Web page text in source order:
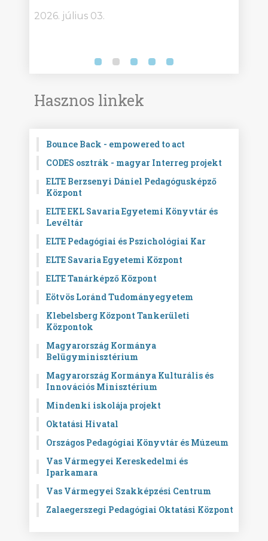
2026. július 03.
Hasznos linkek
Bounce Back - empowered to act
CODES osztrák - magyar Interreg projekt
ELTE Berzsenyi Dániel Pedagógusképző
Központ
ELTE EKL Savaria Egyetemi Könyvtár és
Levéltár
ELTE Pedagógiai és Pszichológiai Kar
ELTE Savaria Egyetemi Központ
ELTE Tanárképző Központ
Eötvös Loránd Tudományegyetem
Klebelsberg Központ Tankerületi
Központok
Magyarország Kormánya
Belügyminisztérium
Magyarország Kormánya Kulturális és
Innovációs Minisztérium
Mindenki iskolája projekt
Oktatási Hivatal
Országos Pedagógiai Könyvtár és Múzeum
Vas Vármegyei Kereskedelmi és
Iparkamara
Vas Vármegyei Szakképzési Centrum
Zalaegerszegi Pedagógiai Oktatási Központ